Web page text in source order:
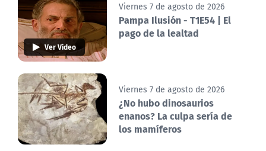
Ver Video
Viernes 7 de agosto de 2026
Pampa Ilusión - T1E54 | El
pago de la lealtad
Viernes 7 de agosto de 2026
¿No hubo dinosaurios
enanos? La culpa sería de
los mamíferos